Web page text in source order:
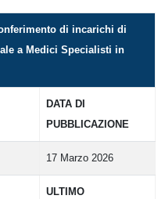
di incarichi di
a Medici Specialisti in
DATA DI
PUBBLICAZIONE
17 Marzo 2026
ULTIMO